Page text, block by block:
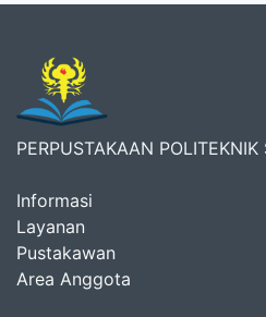
PERPUSTAKAAN
Informasi
Layanan
Pustakawan
Area Anggota